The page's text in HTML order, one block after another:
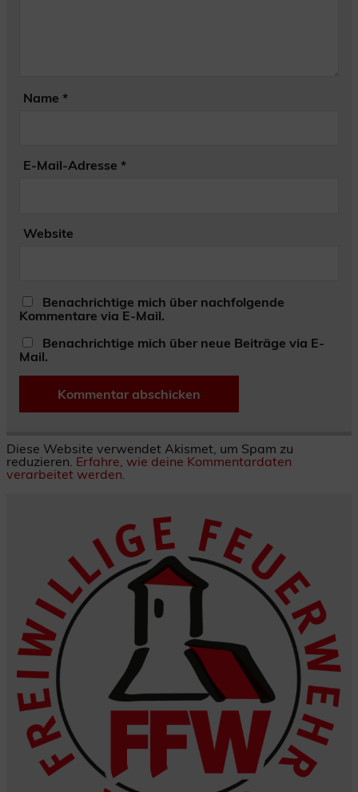
Name *
E-Mail-Adresse *
Website
Benachrichtige mich über nachfolgende
Kommentare via E-Mail.
Benachrichtige mich über neue Beiträge via E-
Mail.
Diese Website verwendet Akismet, um Spam zu
reduzieren. Erfahre, wie deine Kommentardaten
verarbeitet werden.